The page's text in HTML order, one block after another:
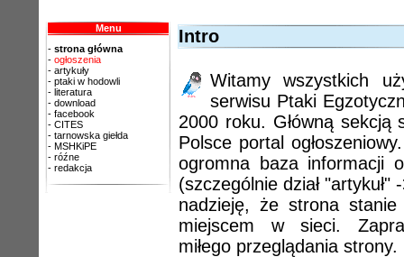
Menu
- strona główna
- ogłoszenia
- artykuły
- ptaki w hodowli
- literatura
- download
- facebook
- CITES
- tarnowska giełda
- MSHKiPE
- róźne
- redakcja
Intro
Witamy wszystkich
serwisu Ptaki
2000 roku. Główną sekcją
Polsce portal
ogromna baza informacji
(szczególnie dział
nadzieję, że strona
miejscem w sieci.
miłego przeglądania strony.